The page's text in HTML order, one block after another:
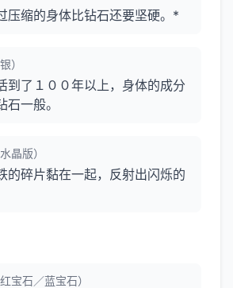
压缩的身体比钻石还要坚硬。*
）
到了１００年以上，身体的成分
一般。
晶版）
的碎片黏在一起，反射出闪烁的
宝石／蓝宝石）